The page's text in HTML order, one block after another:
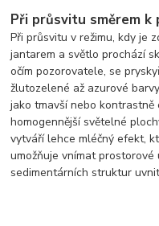
Při průsvitu směrem k
Při průsvitu v režimu, kdy je
jantarem a světlo prochází
očím pozorovatele, se
žlutozelené až azurové
jako tmavší nebo kontrastně
homogennější světelné
vytváří lehce mléčný efekt,
umožňuje vnímat
sedimentárních struktur